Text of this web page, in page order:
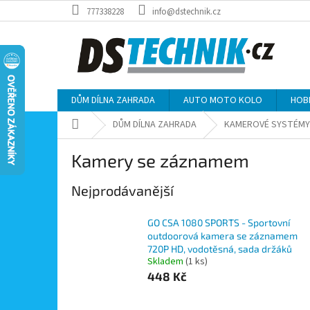
na
777338228 info@dstechnik.cz
DŮM DÍLNA ZAHRADA AUTO MOTO KOLO
Domů DŮM DÍLNA ZAHRADA KAMEROVÉ SYSTÉMY
Kamery se záznamem
Nejprodávanější
GO CSA 1080 SPORTS - Sportovní
outdoorová kamera se záznamem
720P HD, vodotěsná, sada držáků
Skladem (1 ks)
448 Kč